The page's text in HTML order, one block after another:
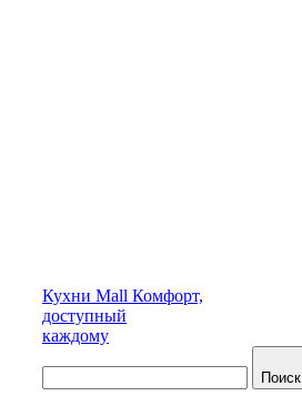
Кухни Mall Комфорт,
доступный
каждому
Поиск